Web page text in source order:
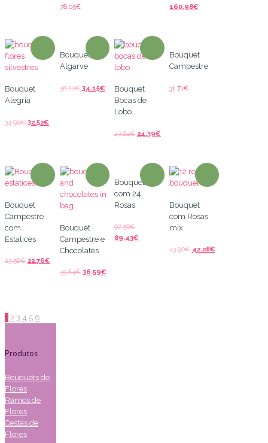
78.05€
160.98€
Bouquet
Alegria
34.96€ 32.52€
Bouquet
Algarve
38.21€ 34.15€
Bouquet
Bocas de
Lobo
27.64€ 24.39€
Bouquet
Campestre
31.71€
Bouquet
Campestre
com
Estatices
23.58€ 22.76€
Bouquet
Campestre e
Chocolates
39.84€ 36.59€
Bouquet
com 24
Rosas
97.56€
89.43€
Bouquet
com Rosas
mix
43.90€ 42.28€
1 2 3 4 5 6
Produtos
Bouquets de
Flores
Ramos de
Flores
Cestas de
Flores